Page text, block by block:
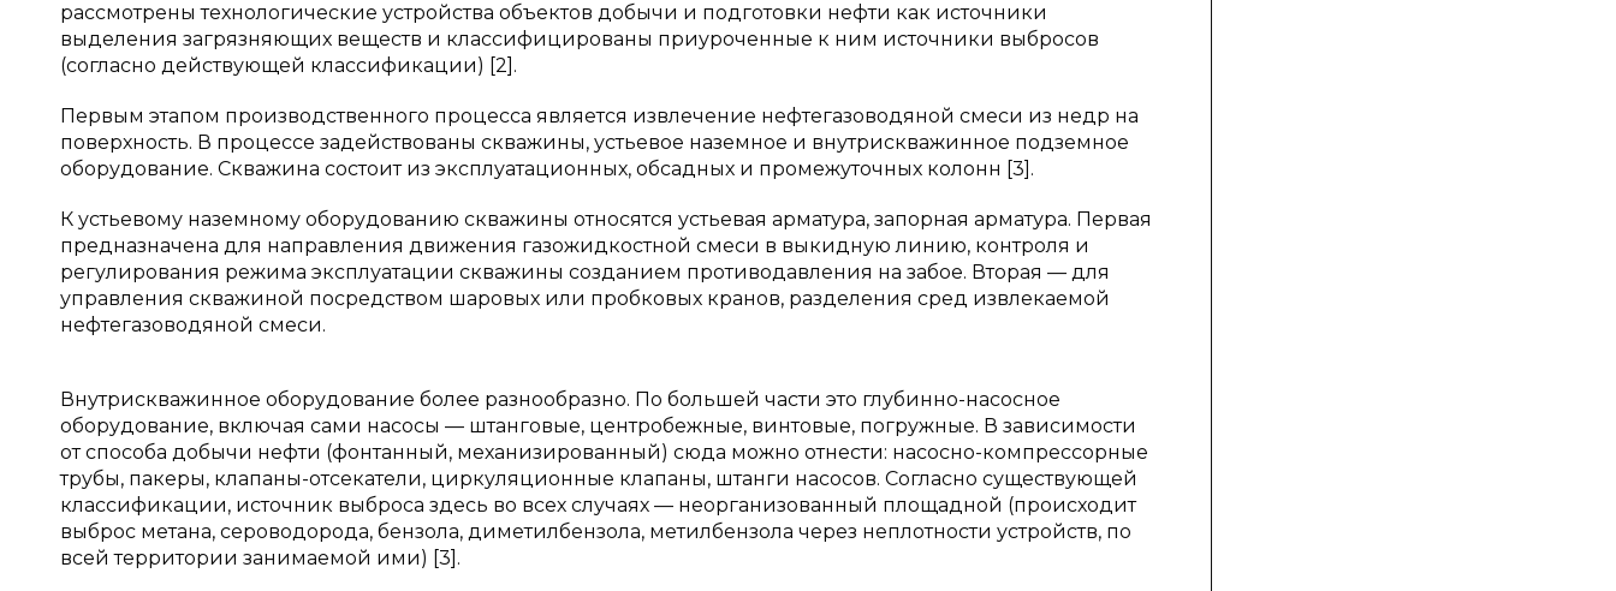
рассмотрены технологические устройства объектов добычи и подготовки нефти как источники
выделения загрязняющих веществ и классифицированы приуроченные к ним источники выбросов
(согласно действующей классификации) [2].
Первым этапом производственного процесса является извлечение нефтегазоводяной смеси из недр на
поверхность. В процессе задействованы скважины, устьевое наземное и внутрискважинное подземное
оборудование. Скважина состоит из эксплуатационных, обсадных и промежуточных колонн [3].
К устьевому наземному оборудованию скважины относятся устьевая арматура, запорная арматура. Первая
предназначена для направления движения газожидкостной смеси в выкидную линию, контроля и
регулирования режима эксплуатации скважины созданием противодавления на забое. Вторая — для
управления скважиной посредством шаровых или пробковых кранов, разделения сред извлекаемой
нефтегазоводяной смеси.
Внутрискважинное оборудование более разнообразно. По большей части это глубинно-насосное
оборудование, включая сами насосы — штанговые, центробежные, винтовые, погружные. В зависимости
от способа добычи нефти (фонтанный, механизированный) сюда можно отнести: насосно-компрессорные
трубы, пакеры, клапаны-отсекатели, циркуляционные клапаны, штанги насосов. Согласно существующей
классификации, источник выброса здесь во всех случаях — неорганизованный площадной (происходит
выброс метана, сероводорода, бензола, диметилбензола, метилбензола через неплотности устройств, по
всей территории занимаемой ими) [3].